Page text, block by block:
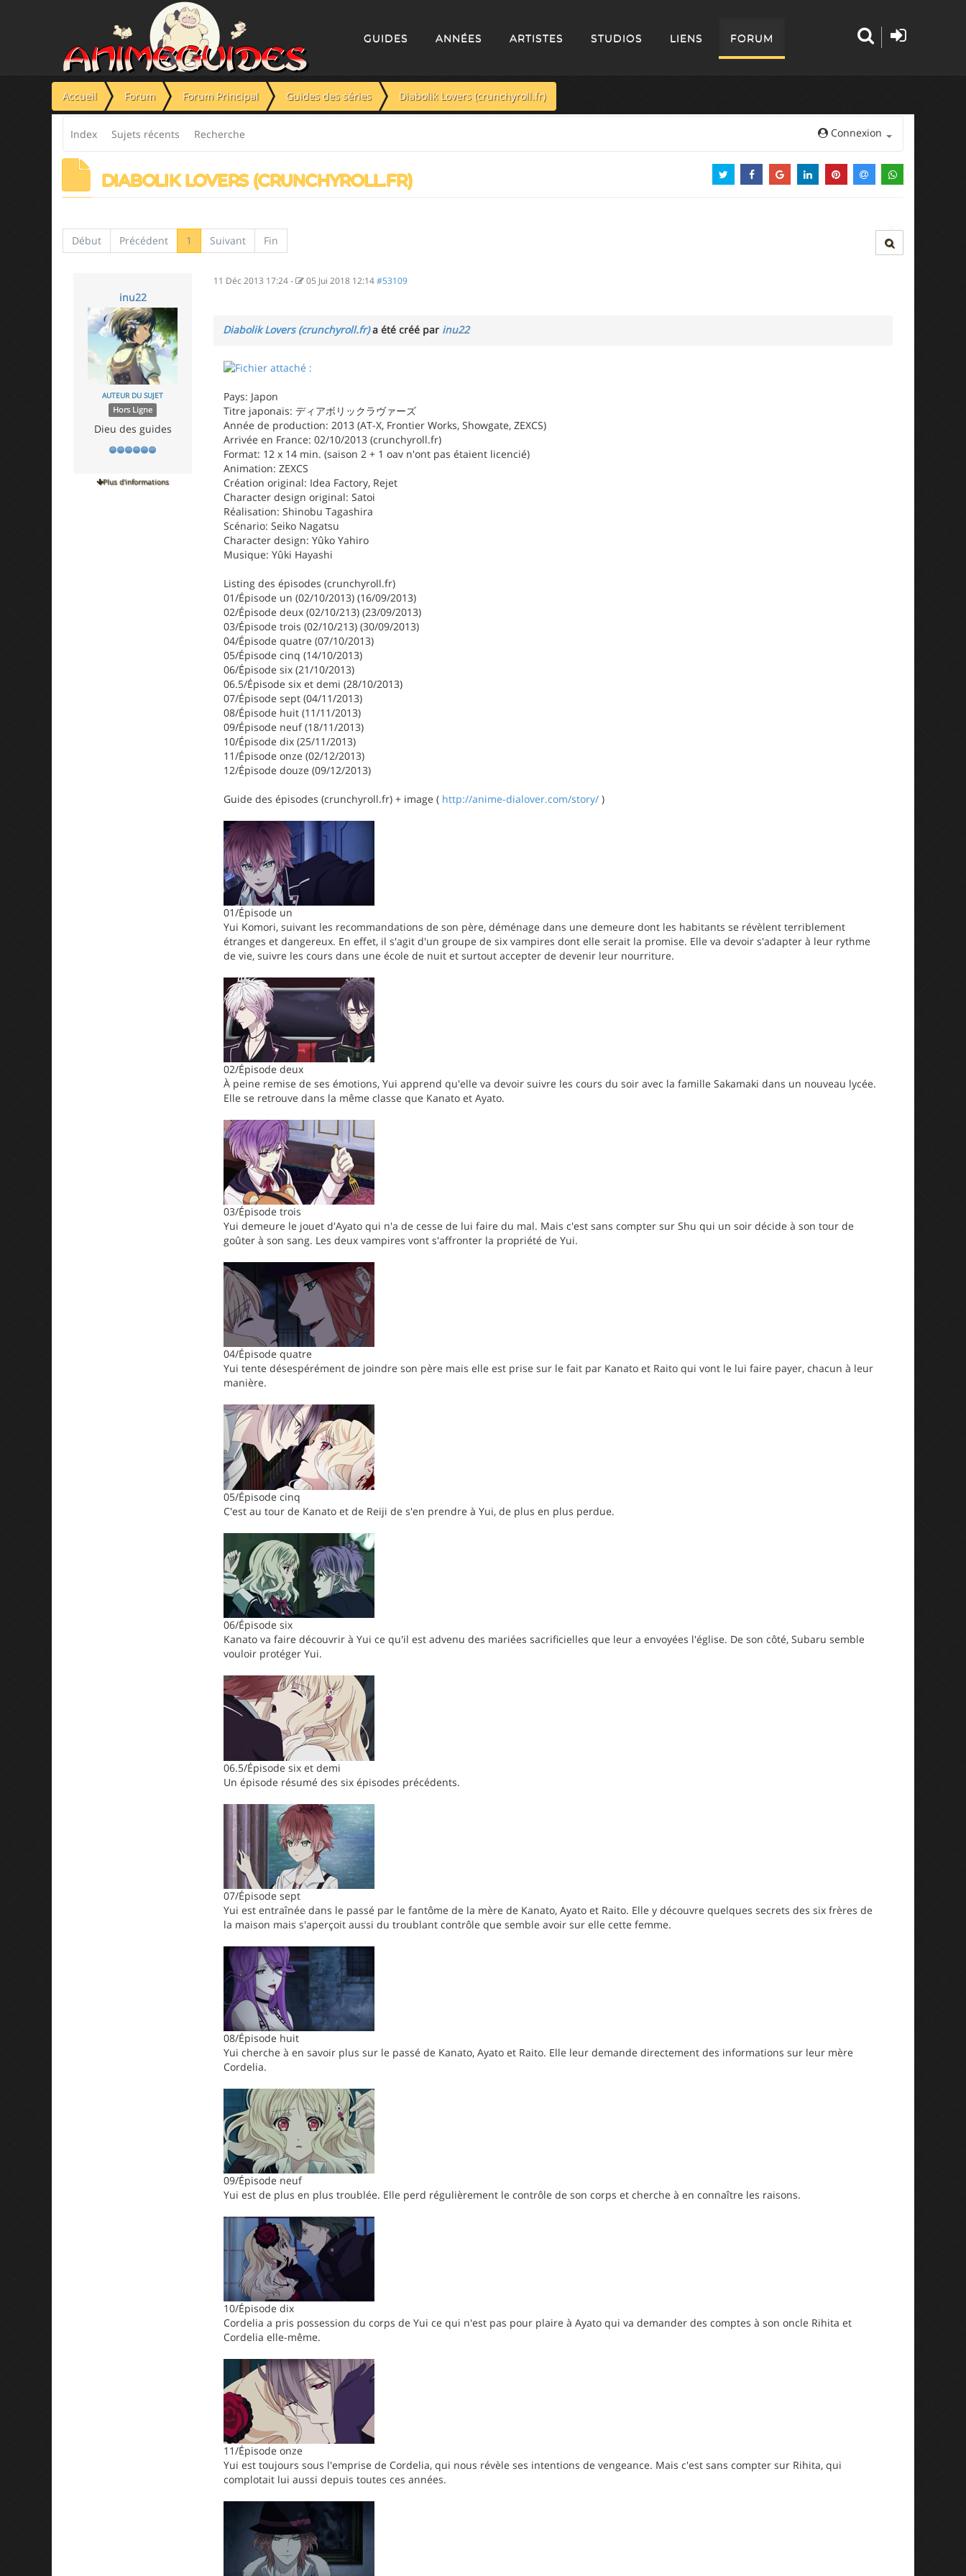
GUIDES ANNÉES ARTISTES STUDIOS LIENS FORUM
Accueil Forum Forum Principal Guides des séries Diabolik Lovers (crunchyroll.fr)
Index Sujets récents Recherche Connexion
DIABOLIK LOVERS (CRUNCHYROLL.FR)
Début Précédent 1 Suivant Fin
inu22
AUTEUR DU SUJET
Hors Ligne
Dieu des guides
Plus d'informations
11 Déc 2013 17:24- 05 Jui 2018 12:14#53109
Diabolik Lovers (crunchyroll.fr)a été créé par inu22
Pays: Japon
Titre japonais: ディアボリックラヴァーズ
Année de production: 2013 (AT-X, Frontier Works, Showgate, ZEXCS)
Arrivée en France: 02/10/2013 (crunchyroll.fr)
Format: 12 x 14 min. (saison 2 + 1 oav n'ont pas étaient licencié)
Animation: ZEXCS
Création original: Idea Factory, Rejet
Character design original: Satoi
Réalisation: Shinobu Tagashira
Scénario: Seiko Nagatsu
Character design: Yûko Yahiro
Musique: Yûki Hayashi
Listing des épisodes (crunchyroll.fr)
01/Épisode un (02/10/2013) (16/09/2013)
02/Épisode deux (02/10/213) (23/09/2013)
03/Épisode trois (02/10/213) (30/09/2013)
04/Épisode quatre (07/10/2013)
05/Épisode cinq (14/10/2013)
06/Épisode six (21/10/2013)
06.5/Épisode six et demi (28/10/2013)
07/Épisode sept (04/11/2013)
08/Épisode huit (11/11/2013)
09/Épisode neuf (18/11/2013)
10/Épisode dix (25/11/2013)
11/Épisode onze (02/12/2013)
12/Épisode douze (09/12/2013)
Guide des épisodes (crunchyroll.fr) + image ( http://anime-dialover.com/story/ )
01/Épisode un
Yui Komori, suivant les recommandations de son père, déménage dans une demeure dont les habitants se révèlent terriblement
étranges et dangereux. En effet, il s'agit d'un groupe de six vampires dont elle serait la promise. Elle va devoir s'adapter à leur rythme
de vie, suivre les cours dans une école de nuit et surtout accepter de devenir leur nourriture.
02/Épisode deux
À peine remise de ses émotions, Yui apprend qu'elle va devoir suivre les cours du soir avec la famille Sakamaki dans un nouveau lycée.
Elle se retrouve dans la même classe que Kanato et Ayato.
03/Épisode trois
Yui demeure le jouet d'Ayato qui n'a de cesse de lui faire du mal. Mais c'est sans compter sur Shu qui un soir décide à son tour de
goûter à son sang. Les deux vampires vont s'affronter la propriété de Yui.
04/Épisode quatre
Yui tente désespérément de joindre son père mais elle est prise sur le fait par Kanato et Raito qui vont le lui faire payer, chacun à leur
manière.
05/Épisode cinq
C'est au tour de Kanato et de Reiji de s'en prendre à Yui, de plus en plus perdue.
06/Épisode six
Kanato va faire découvrir à Yui ce qu'il est advenu des mariées sacrificielles que leur a envoyées l'église. De son côté, Subaru semble
vouloir protéger Yui.
06.5/Épisode six et demi
Un épisode résumé des six épisodes précédents.
07/Épisode sept
Yui est entraînée dans le passé par le fantôme de la mère de Kanato, Ayato et Raito. Elle y découvre quelques secrets des six frères de
la maison mais s'aperçoit aussi du troublant contrôle que semble avoir sur elle cette femme.
08/Épisode huit
Yui cherche à en savoir plus sur le passé de Kanato, Ayato et Raito. Elle leur demande directement des informations sur leur mère
Cordelia.
09/Épisode neuf
Yui est de plus en plus troublée. Elle perd régulièrement le contrôle de son corps et cherche à en connaître les raisons.
10/Épisode dix
Cordelia a pris possession du corps de Yui ce qui n'est pas pour plaire à Ayato qui va demander des comptes à son oncle Rihita et
Cordelia elle-même.
11/Épisode onze
Yui est toujours sous l'emprise de Cordelia, qui nous révèle ses intentions de vengeance. Mais c'est sans compter sur Rihita, qui
complotait lui aussi depuis toutes ces années.